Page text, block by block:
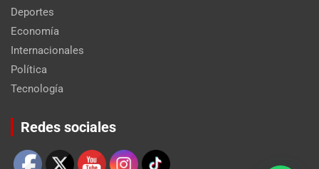
Deportes
Economía
Internacionales
Política
Tecnología
Redes sociales